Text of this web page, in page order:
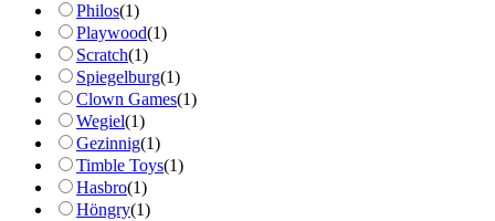
Philos(1)
Playwood(1)
Scratch(1)
Spiegelburg(1)
Clown Games(1)
Wegiel(1)
Gezinnig(1)
Timble Toys(1)
Hasbro(1)
Höngry(1)